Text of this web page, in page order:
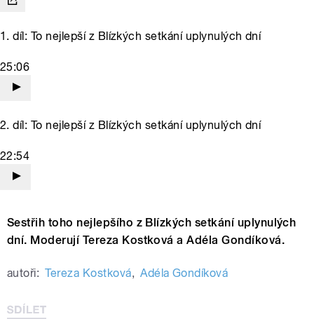
1. díl: To nejlepší z Blízkých setkání uplynulých dní
25:06
2. díl: To nejlepší z Blízkých setkání uplynulých dní
22:54
Sestřih toho nejlepšího z Blízkých setkání uplynulých
dní. Moderují Tereza Kostková a Adéla Gondíková.
autoři: Tereza Kostková, Adéla Gondíková